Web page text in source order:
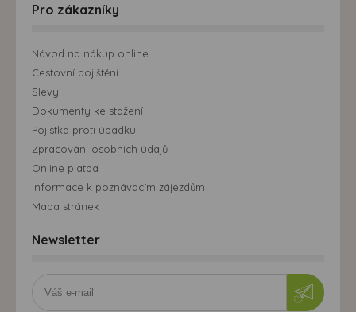
Pro zákazníky
Návod na nákup online
Cestovní pojištění
Slevy
Dokumenty ke stažení
Pojistka proti úpadku
Zpracování osobních údajů
Online platba
Informace k poznávacím zájezdům
Mapa stránek
Newsletter